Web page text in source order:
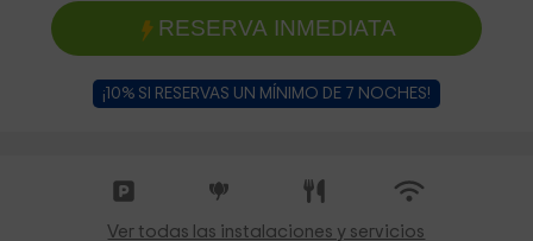
RESERVA INMEDIATA
¡10% SI RESERVAS UN MÍNIMO DE 7 NOCHES!
Ver todas las instalaciones y servicios